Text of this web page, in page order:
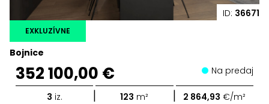
ID: 36671
Bojnice
EXKLUZÍVNE
352 100,00 € Na predaj
3 iz. | 123 m² | 2 864,93 €/m²